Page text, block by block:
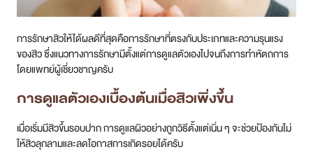
การรักษาสิวให้ได้ผลดีที่สุดคือการรักษาที่ตรงกับประเภทและความรุนแรง
ของสิว ซึ่งแนวทางการรักษามีตั้งแต่การดูแลตัวเองไปจนถึงการทำหัตถการ
โดยแพทย์ผู้เชี่ยวชาญครับ
การดูแลตัวเองเบื้องต้นเมื่อสิวเพิ่งขึ้น
เมื่อเริ่มมีสิวขึ้นรอบปาก การดูแลผิวอย่างถูกวิธีตั้งแต่เนิ่น ๆ จะช่วยป้องกันไม่
ให้สิวลุกลามและลดโอกาสการเกิดรอยได้ครับ